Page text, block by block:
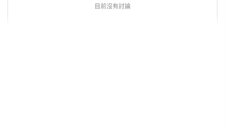
目前沒有討論